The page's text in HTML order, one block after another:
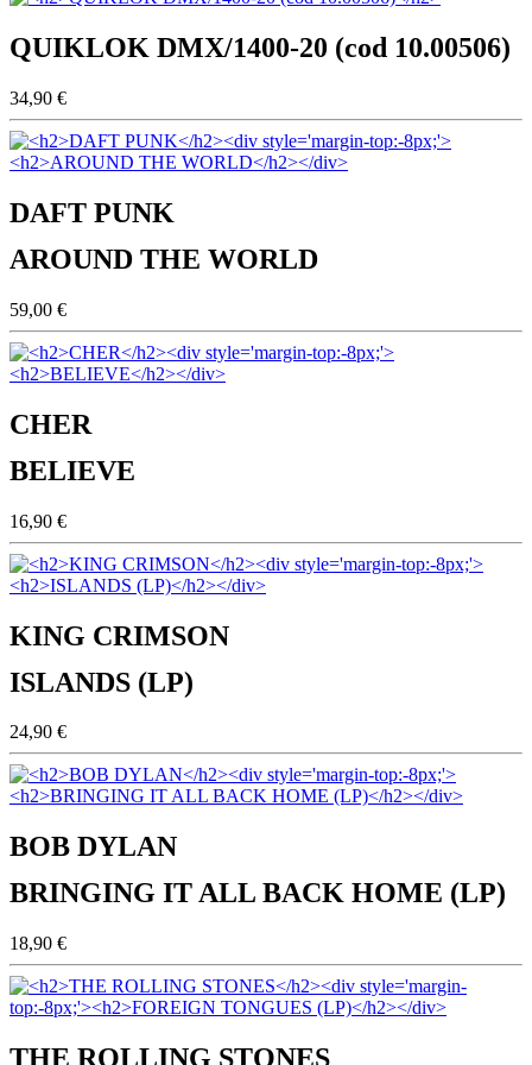
QUIKLOK DMX/1400-20 (cod 10.00506)
34,90 €
DAFT PUNK
AROUND THE WORLD
59,00 €
CHER
BELIEVE
16,90 €
KING CRIMSON
ISLANDS (LP)
24,90 €
BOB DYLAN
BRINGING IT ALL BACK HOME (LP)
18,90 €
THE ROLLING STONES